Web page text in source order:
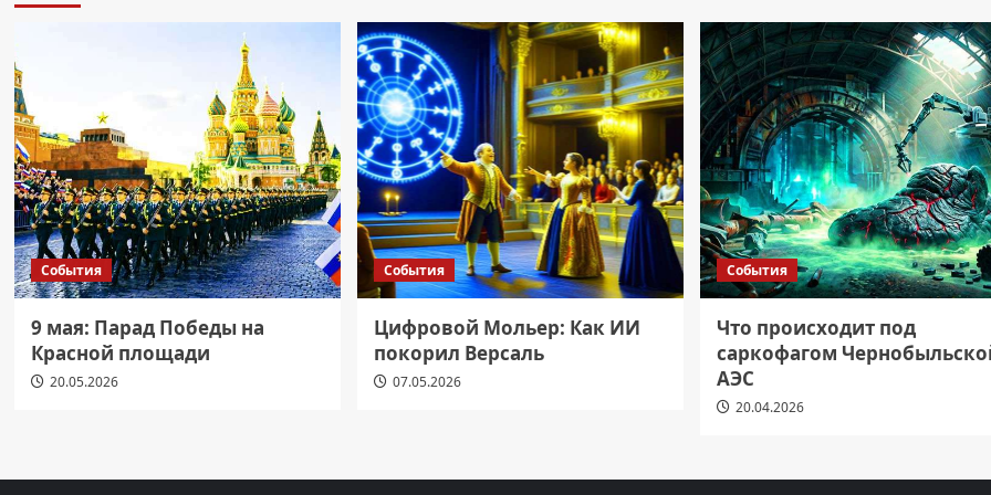
События
9 мая: Парад Победы на
Красной площади
20.05.2026
События
Цифровой Мольер: Как ИИ
покорил Версаль
07.05.2026
События
Что происходит под
саркофагом
АЭС
20.04.2026